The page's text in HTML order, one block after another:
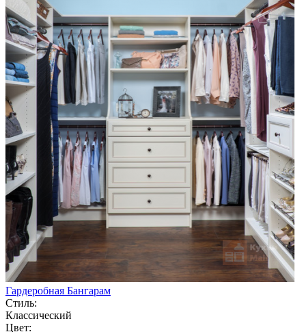
Гардеробная Бангарам
Стиль:
Классический
Цвет: